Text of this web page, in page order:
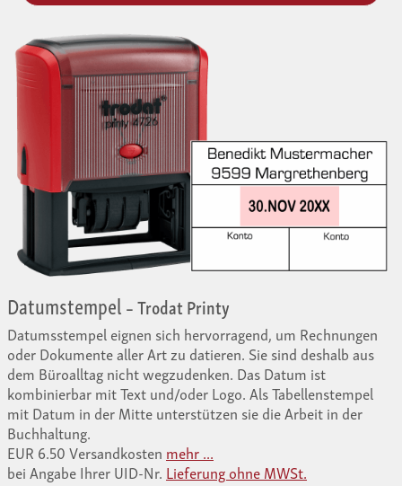
Datumstempel– Trodat Printy
Datumsstempel eignen sich hervorragend, um Rechnungen
oder Dokumente aller Art zu datieren. Sie sind deshalb aus
dem Büroalltag nicht wegzudenken. Das Datum ist
kombinierbar mit Text und/oder Logo. Als Tabellenstempel
mit Datum in der Mitte unterstützen sie die Arbeit in der
Buchhaltung.
EUR 6.50 Versandkosten mehr ...
bei Angabe Ihrer UID-Nr. Lieferung ohne MWSt.